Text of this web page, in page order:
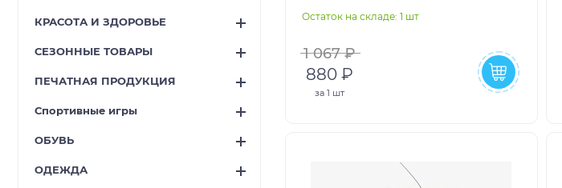
КРАСОТА И ЗДОРОВЬЕ
СЕЗОННЫЕ ТОВАРЫ
ПЕЧАТНАЯ ПРОДУКЦИЯ
Спортивные игры
ОБУВЬ
ОДЕЖДА
Остаток на складе: 1 шт
1 067 ₽
880 ₽
за 1 шт